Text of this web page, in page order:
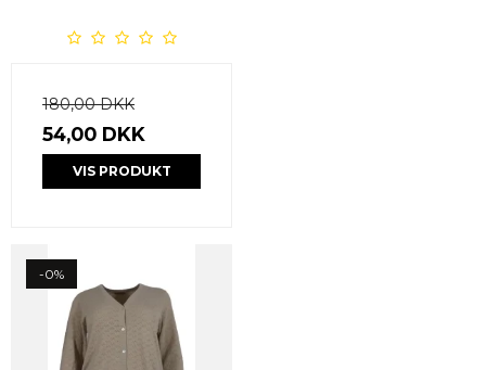
180,00 DKK
54,00 DKK
VIS PRODUKT
-0%